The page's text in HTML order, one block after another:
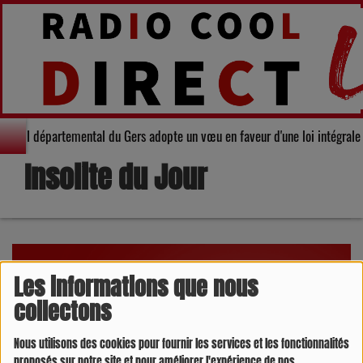
Les informations que nous
collectons
Nous utilisons des cookies pour fournir les services et les fonctionnalités
Le Conseil départemental du Gers adopte un vœu en faveur d'une loi
Insolite du Jour